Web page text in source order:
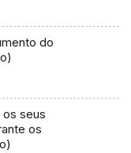
do
os seus
os